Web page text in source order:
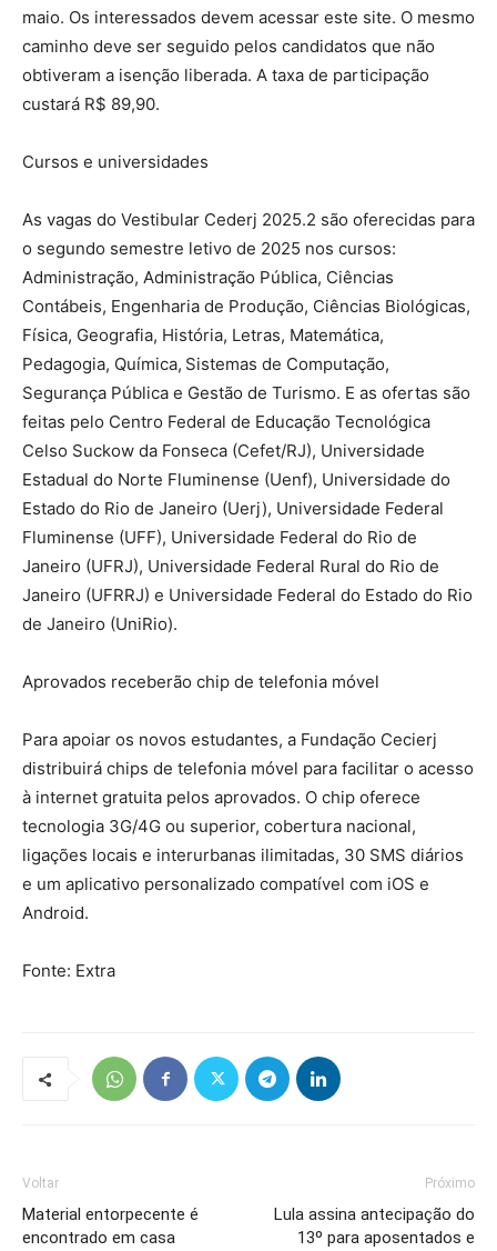
maio. Os interessados devem acessar este site. O mesmo
caminho deve ser seguido pelos candidatos que não
obtiveram a isenção liberada. A taxa de participação
custará R$ 89,90.
Cursos e universidades
As vagas do Vestibular Cederj 2025.2 são oferecidas para
o segundo semestre letivo de 2025 nos cursos:
Administração, Administração Pública, Ciências
Contábeis, Engenharia de Produção, Ciências Biológicas,
Física, Geografia, História, Letras, Matemática,
Pedagogia, Química, Sistemas de Computação,
Segurança Pública e Gestão de Turismo. E as ofertas são
feitas pelo Centro Federal de Educação Tecnológica
Celso Suckow da Fonseca (Cefet/RJ), Universidade
Estadual do Norte Fluminense (Uenf), Universidade do
Estado do Rio de Janeiro (Uerj), Universidade Federal
Fluminense (UFF), Universidade Federal do Rio de
Janeiro (UFRJ), Universidade Federal Rural do Rio de
Janeiro (UFRRJ) e Universidade Federal do Estado do Rio
de Janeiro (UniRio).
Aprovados receberão chip de telefonia móvel
Para apoiar os novos estudantes, a Fundação Cecierj
distribuirá chips de telefonia móvel para facilitar o acesso
à internet gratuita pelos aprovados. O chip oferece
tecnologia 3G/4G ou superior, cobertura nacional,
ligações locais e interurbanas ilimitadas, 30 SMS diários
e um aplicativo personalizado compatível com iOS e
Android.
Fonte: Extra
Voltar
Material entorpecente é
encontrado em casa
Próximo
Lula assina antecipação do
13º para aposentados e